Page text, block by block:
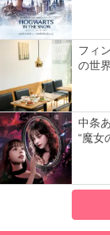
フィ
の世
中条
“魔女